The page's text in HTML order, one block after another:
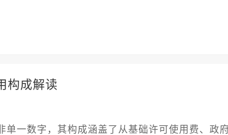
构成解读
单一数字，其构成涵盖了从基础许可使用费、政